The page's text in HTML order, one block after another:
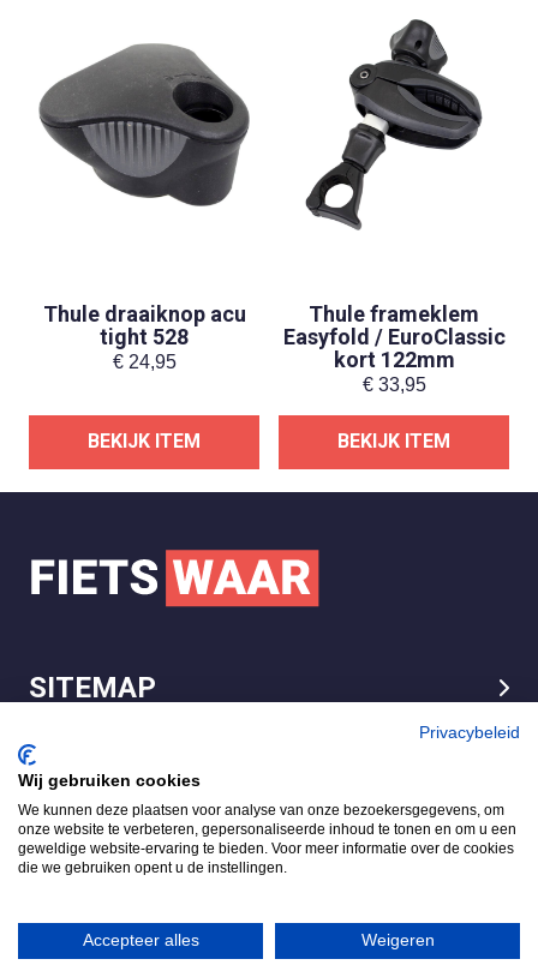
Thule draaiknop acu
tight 528
€24,95
BEKIJK ITEM
Thule frameklem
Easyfold / EuroClassic
kort 122mm
€33,95
BEKIJK ITEM
SITEMAP
LEGAL
FietsWaar.nl
4.7
Gebaseerd op 540 reviews
Review ons op
Privacybeleid
Wij gebruiken cookies
We kunnen deze plaatsen voor analyse van onze bezoekersgegevens, om
onze website te verbeteren, gepersonaliseerde inhoud te tonen en om u een
geweldige website-ervaring te bieden. Voor meer informatie over de cookies
die we gebruiken opent u de instellingen.
Accepteer alles Weigeren